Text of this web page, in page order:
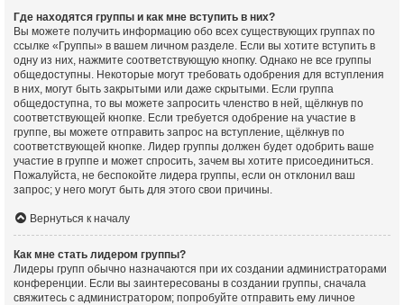
Где находятся группы и как мне вступить в них?
Вы можете получить информацию обо всех существующих группах по
ссылке «Группы» в вашем личном разделе. Если вы хотите вступить в
одну из них, нажмите соответствующую кнопку. Однако не все группы
общедоступны. Некоторые могут требовать одобрения для вступления
в них, могут быть закрытыми или даже скрытыми. Если группа
общедоступна, то вы можете запросить членство в ней, щёлкнув по
соответствующей кнопке. Если требуется одобрение на участие в
группе, вы можете отправить запрос на вступление, щёлкнув по
соответствующей кнопке. Лидер группы должен будет одобрить ваше
участие в группе и может спросить, зачем вы хотите присоединиться.
Пожалуйста, не беспокойте лидера группы, если он отклонил ваш
запрос; у него могут быть для этого свои причины.
Вернуться к началу
Как мне стать лидером группы?
Лидеры групп обычно назначаются при их создании администраторами
конференции. Если вы заинтересованы в создании группы, сначала
свяжитесь с администратором; попробуйте отправить ему личное